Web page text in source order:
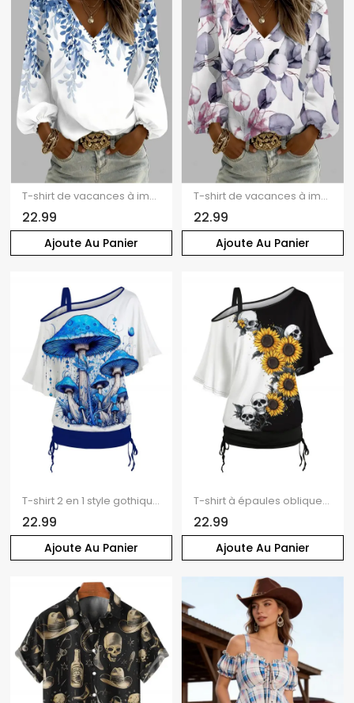
Ajoute Au Panier
T-shirt de vacances à imprimé feuilles, col en V et manches lanternes
22.99
Ajoute Au Panier
T-shirt de vacances à imprimé feuilles colorées, col en V et manches lanternes
22.99
Ajoute Au Panier
T-shirt 2 en 1 style gothique imprimé champignon, col asymétrique, manches chauve-souris, coupe cintrée, idéal pour les vacances
22.99
Ajoute Au Panier
T-shirt à épaules obliques et ourlet cintré, imprimé tête de mort et faux twinset
22.99